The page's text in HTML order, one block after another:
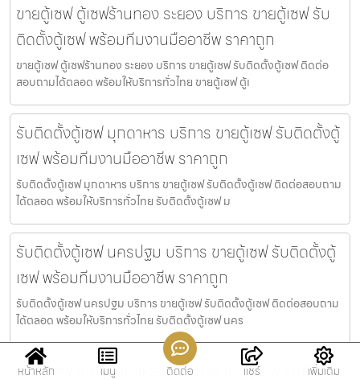
ขายตู้เซฟ ตู้เซฟร้านทอง ระยอง บริการ ขายตู้เซฟ รับ
ติดตั้งตู้เซฟ พร้อมทีมงานมืออาชีพ ราคาถูก
ขายตู้เซฟ ตู้เซฟร้านทอง ระยอง บริการ ขายตู้เซฟ รับติดตั้งตู้เซฟ ติดต่อ
สอบถามได้ตลอด พร้อมให้บริการทั่วไทย ขายตู้เซฟ ตู้เ
รับติดตั้งตู้เซฟ มุกดาหาร บริการ ขายตู้เซฟ รับติดตั้งตู้
เซฟ พร้อมทีมงานมืออาชีพ ราคาถูก
รับติดตั้งตู้เซฟ มุกดาหาร บริการ ขายตู้เซฟ รับติดตั้งตู้เซฟ ติดต่อสอบถาม
ได้ตลอด พร้อมให้บริการทั่วไทย รับติดตั้งตู้เซฟ ม
รับติดตั้งตู้เซฟ นครปฐม บริการ ขายตู้เซฟ รับติดตั้งตู้
เซฟ พร้อมทีมงานมืออาชีพ ราคาถูก
รับติดตั้งตู้เซฟ นครปฐม บริการ ขายตู้เซฟ รับติดตั้งตู้เซฟ ติดต่อสอบถาม
ได้ตลอด พร้อมให้บริการทั่วไทย รับติดตั้งตู้เซฟ นคร
ขายตู้เซฟ เขตวังทองหลาง บริการ ขายตู้เซฟ รับติดตั้ง
หน้าหลัก เมนู ติดต่อ แชร์ เพิ่มเติม